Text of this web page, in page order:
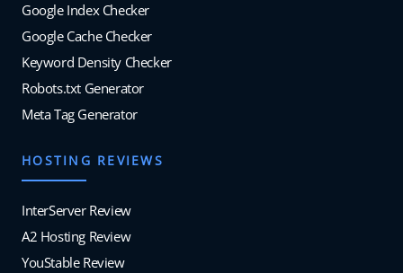
Google Index Checker
Google Cache Checker
Keyword Density Checker
Robots.txt Generator
Meta Tag Generator
HOSTING REVIEWS
InterServer Review
A2 Hosting Review
YouStable Review